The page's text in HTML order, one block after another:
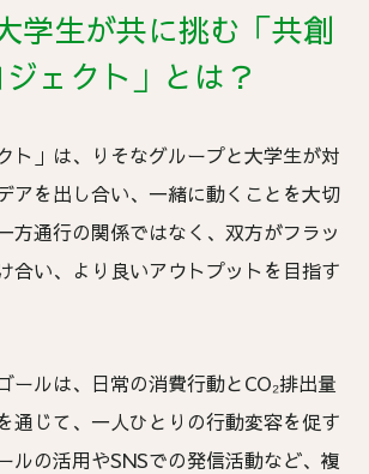
学生が共に挑む「共創
ェクト」とは？
ト」は、りそなグループと大学生が対
アを出し合い、一緒に動くことを大切
方通行の関係ではなく、双方がフラッ
合い、より良いアウトプットを目指す
ールは、日常の消費行動とCO₂排出量
通じて、一人ひとりの行動変容を促す
ルの活用やSNSでの発信活動など、複